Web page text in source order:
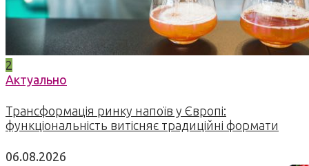
2
Актуально
Трансформація ринку напоїв у Європі:
функціональність витісняє традиційні формати
06.08.2026